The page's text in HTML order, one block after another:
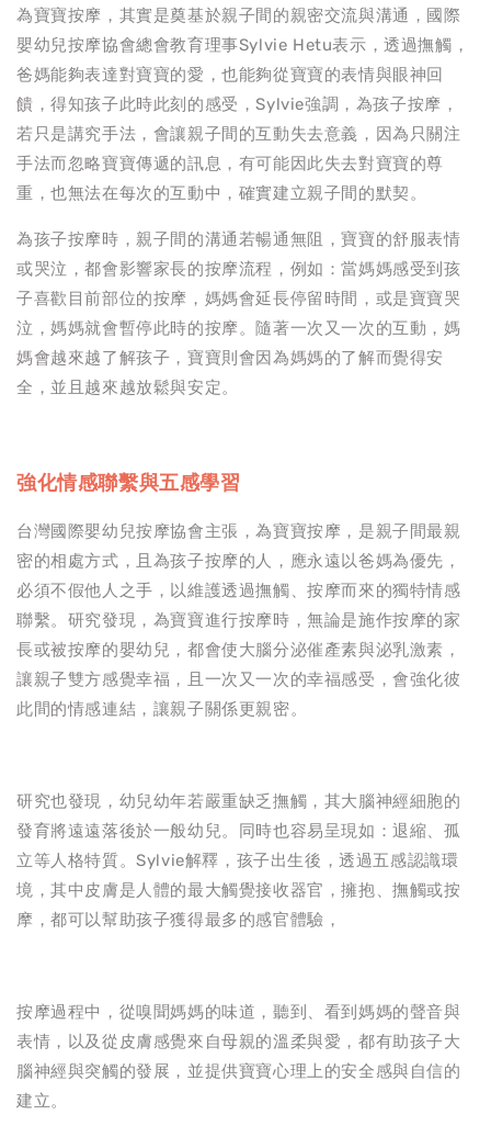
為寶寶按摩，其實是奠基於親子間的親密交流與溝通，國際
嬰幼兒按摩協會總會教育理事Sylvie Hetu表示，透過撫觸，
爸媽能夠表達對寶寶的愛，也能夠從寶寶的表情與眼神回
饋，得知孩子此時此刻的感受，Sylvie強調，為孩子按摩，
若只是講究手法，會讓親子間的互動失去意義，因為只關注
手法而忽略寶寶傳遞的訊息，有可能因此失去對寶寶的尊
重，也無法在每次的互動中，確實建立親子間的默契。
為孩子按摩時，親子間的溝通若暢通無阻，寶寶的舒服表情
或哭泣，都會影響家長的按摩流程，例如：當媽媽感受到孩
子喜歡目前部位的按摩，媽媽會延長停留時間，或是寶寶哭
泣，媽媽就會暫停此時的按摩。隨著一次又一次的互動，媽
媽會越來越了解孩子，寶寶則會因為媽媽的了解而覺得安
全，並且越來越放鬆與安定。
強化情感聯繫與五感學習
台灣國際嬰幼兒按摩協會主張，為寶寶按摩，是親子間最親
密的相處方式，且為孩子按摩的人，應永遠以爸媽為優先，
必須不假他人之手，以維護透過撫觸、按摩而來的獨特情感
聯繫。研究發現，為寶寶進行按摩時，無論是施作按摩的家
長或被按摩的嬰幼兒，都會使大腦分泌催產素與泌乳激素，
讓親子雙方感覺幸福，且一次又一次的幸福感受，會強化彼
此間的情感連結，讓親子關係更親密。
研究也發現，幼兒幼年若嚴重缺乏撫觸，其大腦神經細胞的
發育將遠遠落後於一般幼兒。同時也容易呈現如：退縮、孤
立等人格特質。Sylvie解釋，孩子出生後，透過五感認識環
境，其中皮膚是人體的最大觸覺接收器官，擁抱、撫觸或按
摩，都可以幫助孩子獲得最多的感官體驗，
按摩過程中，從嗅聞媽媽的味道，聽到、看到媽媽的聲音與
表情，以及從皮膚感覺來自母親的溫柔與愛，都有助孩子大
腦神經與突觸的發展，並提供寶寶心理上的安全感與自信的
建立。